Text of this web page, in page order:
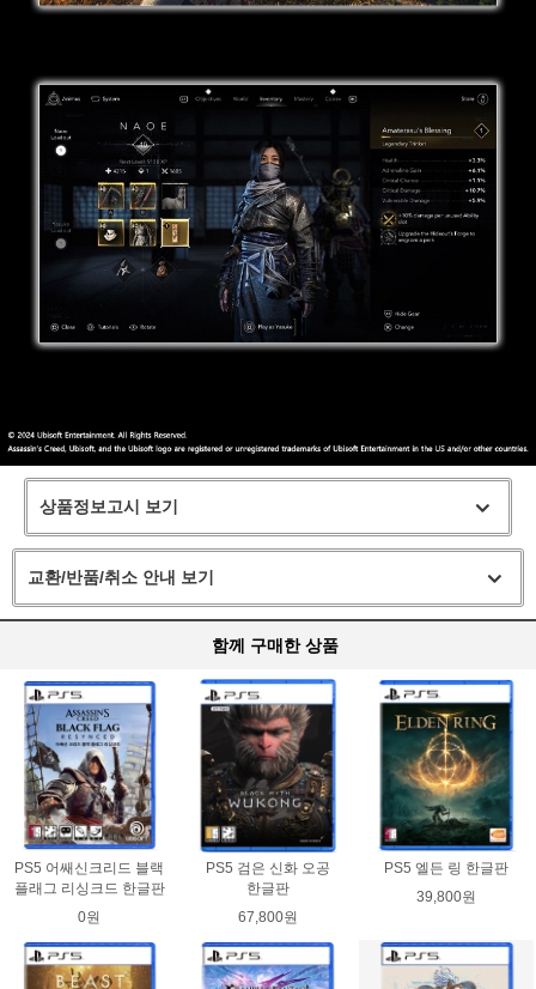
상품정보고시 보기
교환/반품/취소 안내 보기
함께 구매한 상품
PS5 어쌔신크리드 블랙
플래그 리싱크드 한글판
0원
PS5 검은 신화 오공
한글판
67,800원
PS5 엘든 링 한글판
39,800원